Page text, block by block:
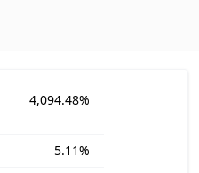
4,094.48%
5.11%